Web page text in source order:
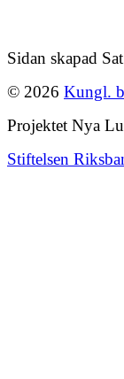
Sidan skapad
© 2026 Kungl.
Projektet Nya
Stiftelsen